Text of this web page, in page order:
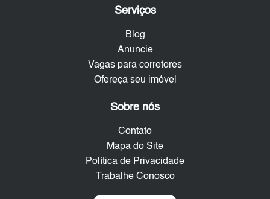
Serviços
Blog
Anuncie
Vagas para corretores
Ofereça seu imóvel
Sobre nós
Contato
Mapa do Site
Política de Privacidade
Trabalhe Conosco